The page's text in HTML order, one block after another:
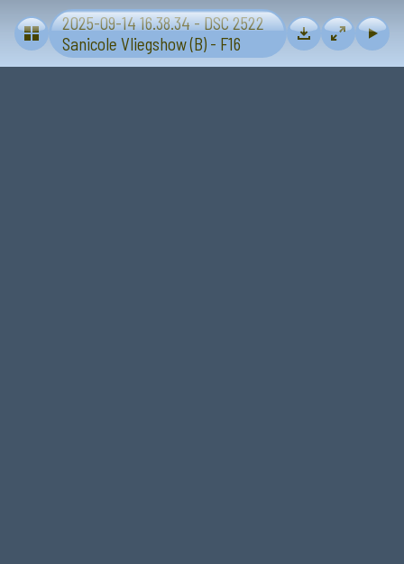
Vliegtuigen - Sanicole (B) 13 en 14 september 2025
2025-09-14 16.38.34 - DSC 2522
Sanicole Vliegshow (B) - F16